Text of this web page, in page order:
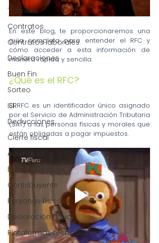
Trámites
Contratos
Contratos laborales
Declaraciones
Buen Fin
Sorteo
ISR
Deducciones
Cierre fiscal
Aguinaldo
Buzón Tributario
Contribuyente
Personas físicas
Declaración anual
Plataformas tecnológicas
En este blog, te proporcionaremos una
guía completa para entender el RFC y
cómo acceder a esta información de
manera rápida y sencilla.
¿Qué es el RFC?
El RFC es un identificador único asignado
por el Servicio de Administración Tributaria
(SAT) a las personas físicas y morales que
están obligadas a pagar impuestos.